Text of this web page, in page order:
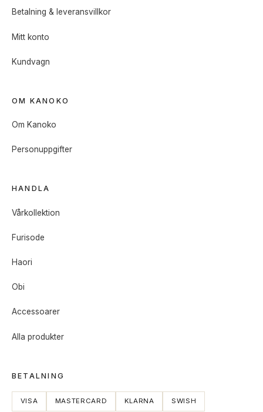
Betalning & leveransvillkor
Mitt konto
Kundvagn
OM KANOKO
Om Kanoko
Personuppgifter
HANDLA
Vårkollektion
Furisode
Haori
Obi
Accessoarer
Alla produkter
BETALNING
VISA MASTERCARD KLARNA SWISH